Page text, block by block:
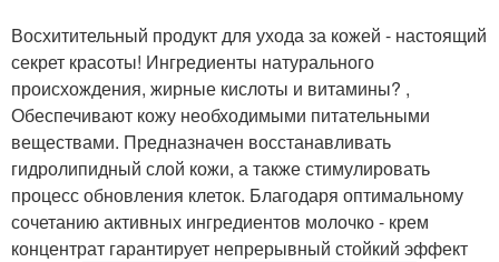
Восхитительный продукт для ухода за кожей - настоящий
секрет красоты! Ингредиенты натурального
происхождения, жирные кислоты и витамины? ,
Обеспечивают кожу необходимыми питательными
веществами. Предназначен восстанавливать
гидролипидный слой кожи, а также стимулировать
процесс обновления клеток. Благодаря оптимальному
сочетанию активных ингредиентов молочко - крем
концентрат гарантирует непрерывный стойкий эффект